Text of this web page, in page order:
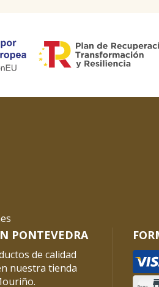
PONTEVEDRA
de calidad
nuestra tienda